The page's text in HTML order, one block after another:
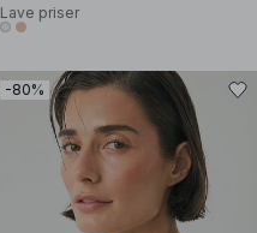
Lave priser
-80%